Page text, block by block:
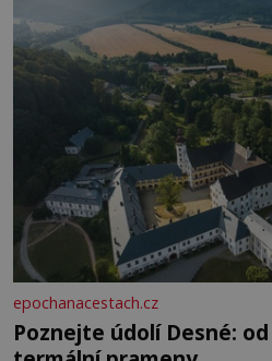
epochanacestach.cz
Poznejte údolí Desné: